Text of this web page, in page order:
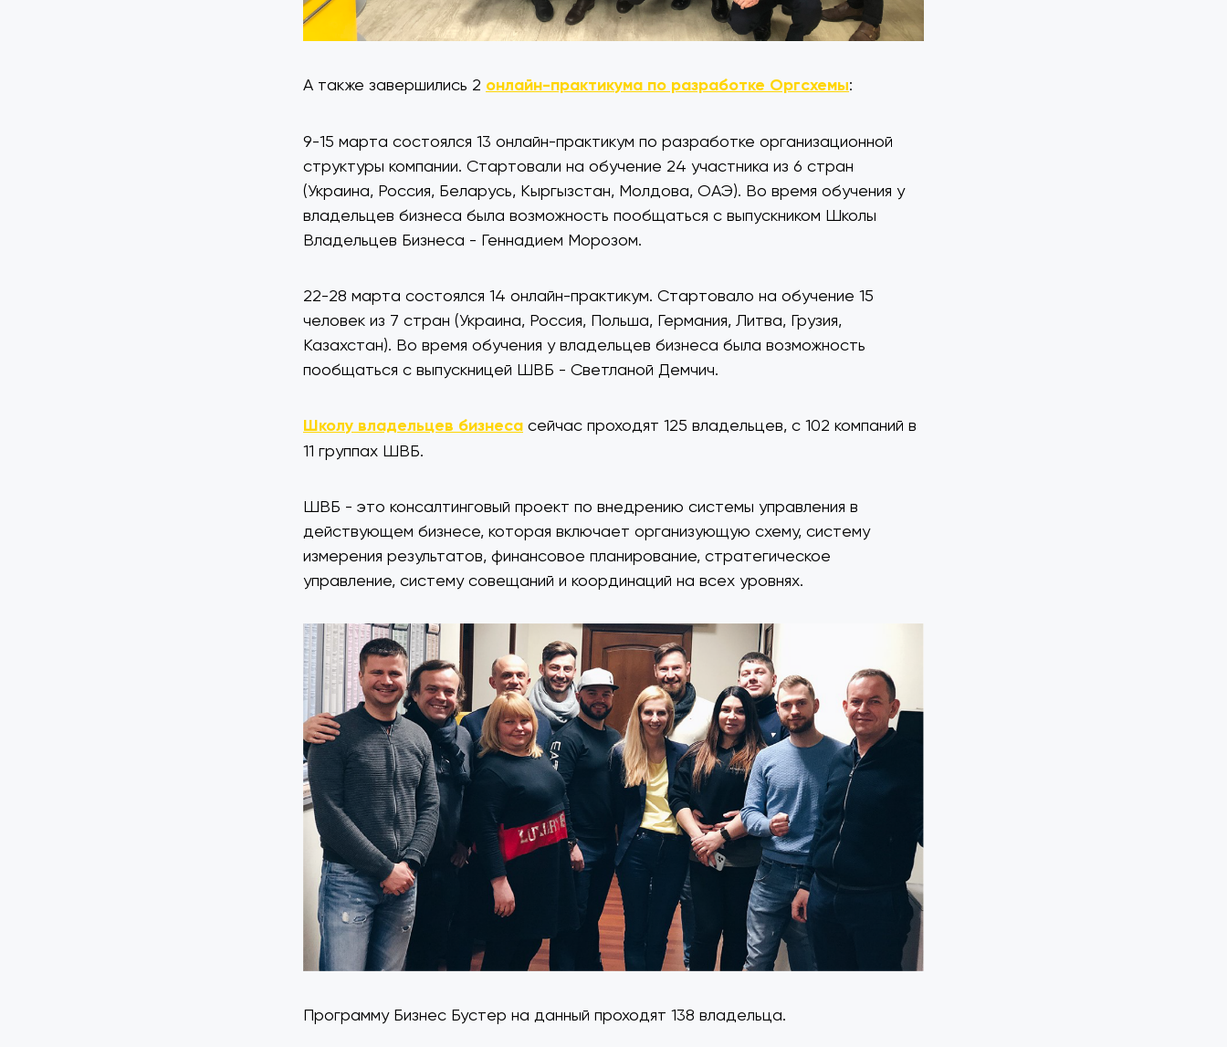
А также завершились 2 онлайн-практикума по разработке Оргсхемы:
9-15 марта состоялся 13 онлайн-практикум по разработке организационной
структуры компании. Стартовали на обучение 24 участника из 6 стран
(Украина, Россия, Беларусь, Кыргызстан, Молдова, ОАЭ). Во время обучения у
владельцев бизнеса была возможность пообщаться с выпускником Школы
Владельцев Бизнеса - Геннадием Морозом.
22-28 марта состоялся 14 онлайн-практикум. Стартовало на обучение 15
человек из 7 стран (Украина, Россия, Польша, Германия, Литва, Грузия,
Казахстан). Во время обучения у владельцев бизнеса была возможность
пообщаться с выпускницей ШВБ - Светланой Демчич.
Школу владельцев бизнесасейчас проходят 125 владельцев, с 102 компаний в
11 группах ШВБ.
ШВБ - это консалтинговый проект по внедрению системы управления в
действующем бизнесе, которая включает организующую схему, систему
измерения результатов, финансовое планирование, стратегическое
управление, систему совещаний и координаций на всех уровнях.
Программу Бизнес Бустер на данный проходят 138 владельца.